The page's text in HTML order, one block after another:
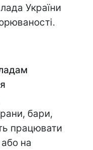
України
бари,
працювати
на